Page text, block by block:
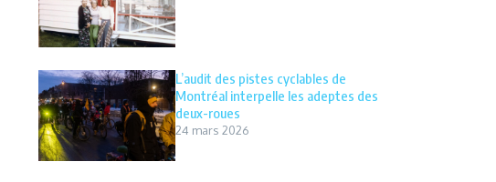
L’audit des pistes cyclables de
Montréal interpelle les adeptes des
deux-roues
24 mars 2026